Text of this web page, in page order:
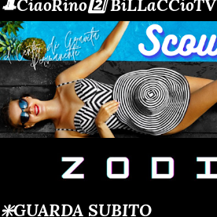
🎩CiaoRino2️⃣ BiLLaCCioTV
❇️GUARDA SUBITO